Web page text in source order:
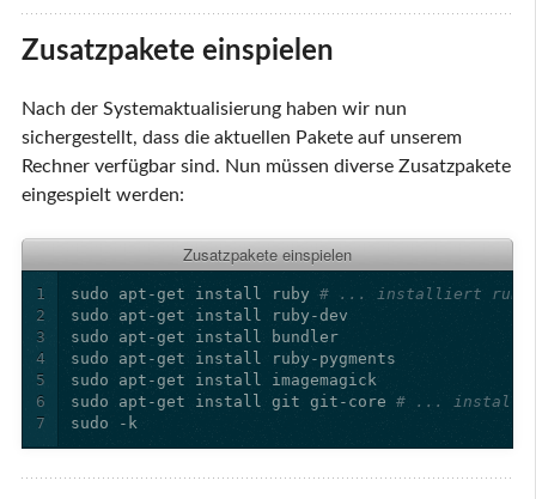
Zusatzpakete einspielen
Nach der Systemaktualisierung haben wir nun
sichergestellt, dass die aktuellen Pakete auf unserem
Rechner verfügbar sind. Nun müssen diverse Zusatzpakete
eingespielt werden:
Zusatzpakete einspielen
1
2
3
4
5
6
7
sudo apt-get install ruby # ... installiert
sudo apt-get install git git-core # ...